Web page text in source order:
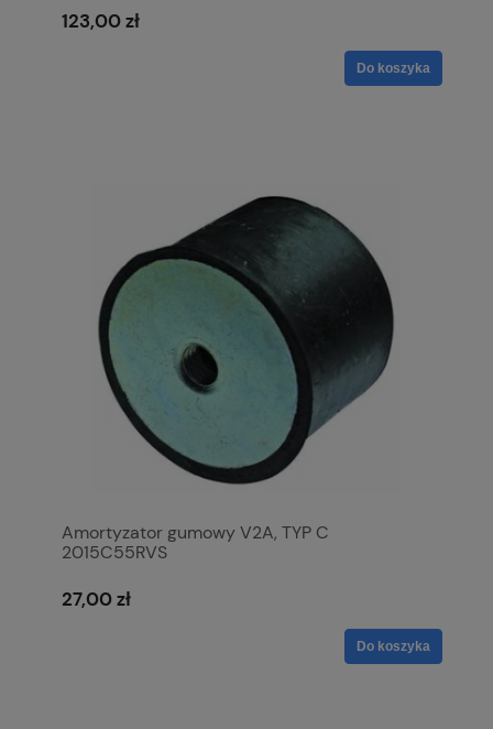
123,00 zł
Do koszyka
Amortyzator gumowy V2A, TYP C
2015C55RVS
27,00 zł
Do koszyka